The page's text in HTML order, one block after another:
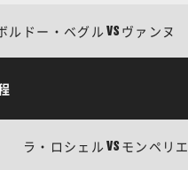
ルドー・ベグルVS ヴァンヌ
ラ・ロシェルVS モンペリエ